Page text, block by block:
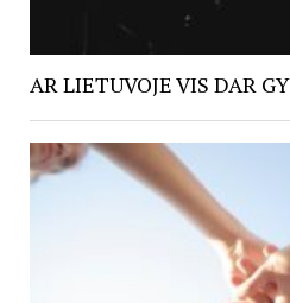
AR LIETUVOJE VIS DAR